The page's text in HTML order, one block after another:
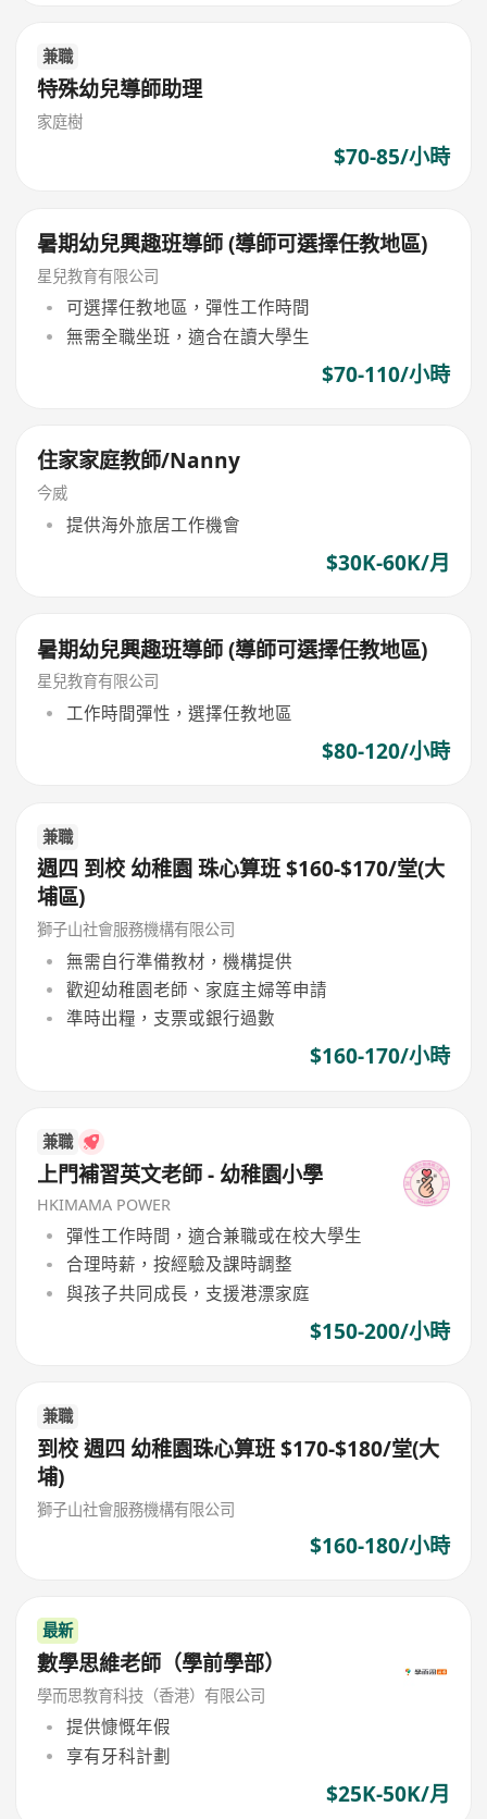
兼職
特殊幼兒導師助理
家庭樹
$70-85/小時
暑期幼兒興趣班導師 (導師可選擇任教地區)
星兒教育有限公司
可選擇任教地區，彈性工作時間
無需全職坐班，適合在讀大學生
$70-110/小時
住家家庭教師/Nanny
今威
提供海外旅居工作機會
$30K-60K/月
暑期幼兒興趣班導師 (導師可選擇任教地區)
星兒教育有限公司
工作時間彈性，選擇任教地區
$80-120/小時
兼職
週四 到校 幼稚園 珠心算班 $160-$170/堂(大
埔區)
獅子山社會服務機構有限公司
無需自行準備教材，機構提供
歡迎幼稚園老師、家庭主婦等申請
準時出糧，支票或銀行過數
$160-170/小時
兼職
上門補習英文老師 - 幼稚園小學
HKIMAMA POWER
彈性工作時間，適合兼職或在校大學生
合理時薪，按經驗及課時調整
與孩子共同成長，支援港漂家庭
$150-200/小時
兼職
到校 週四 幼稚園珠心算班 $170-$180/堂(大
埔)
獅子山社會服務機構有限公司
$160-180/小時
最新
數學思維老師（學前學部）
學而思教育科技（香港）有限公司
提供慷慨年假
享有牙科計劃
$25K-50K/月